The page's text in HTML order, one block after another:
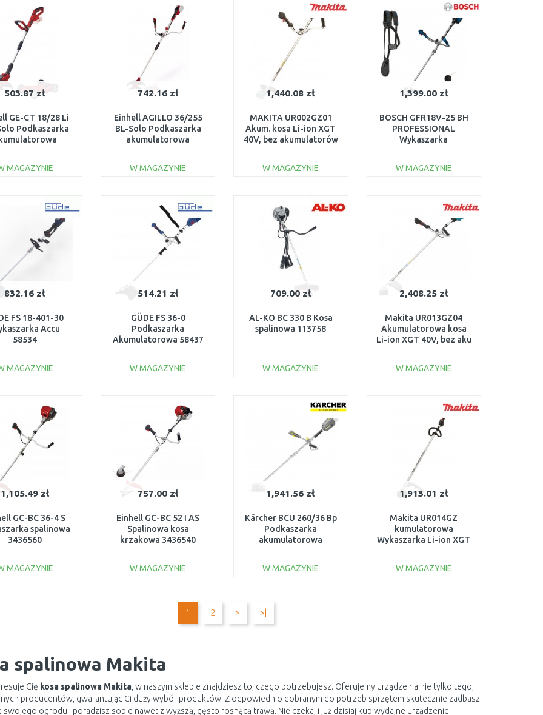
Do porównania Do porównania Do porównania
503.87 zł
GE-CT 18/28 Li
Podkaszarka
MAGAZYNIE
Do porównania
742.16 zł
Einhell AGILLO 36/255
BL-Solo Podkaszarka
akumulatorowa
W MAGAZYNIE
Do porównania
1,440.08 zł
MAKITA UR002GZ01
Akum. kosa Li-ion XGT
40V, bez akumulatorów
W MAGAZYNIE
Do porównania
1,399.00 zł
BOSCH GFR18V-25 BH
PROFESSIONAL
Wykaszarka
W MAGAZYNIE
Do porównania
832.16 zł
FS 18-401-30
Accu
58534
MAGAZYNIE
Do porównania
514.21 zł
GÜDE FS 36-0
Podkaszarka
Akumulatorowa 58437
W MAGAZYNIE
Do porównania
709.00 zł
AL-KO BC 330 B Kosa
spalinowa 113758
W MAGAZYNIE
Do porównania
2,408.25 zł
Makita UR013GZ04
Akumulatorowa kosa
Li-ion XGT 40V, bez aku
W MAGAZYNIE
Do porównania
1,105.49 zł
GC-BC 36-4 S
spalinowa
3436560
MAGAZYNIE
757.00 zł
Einhell GC-BC 52 I AS
Spalinowa kosa
krzakowa 3436540
W MAGAZYNIE
1,941.56 zł
Kärcher BCU 260/36 Bp
Podkaszarka
akumulatorowa
W MAGAZYNIE
Do porównania
1,913.01 zł
Makita UR014GZ
kumulatorowa
Wykaszarka Li-ion XGT
W MAGAZYNIE
1 2 > >|
spalinowa Makita
Cię kosa spalinowa Makita, w naszym sklepie znajdziesz to, czego potrzebujesz. Oferujemy urządzenia nie tylko tego,
producentów, gwarantując Ci duży wybór produktów. Z odpowiednio dobranym do potrzeb sprzętem skutecznie zadbasz
swojego ogrodu i poradzisz sobie nawet z wyższą, gęsto rosnącą trawą. Nie czekaj i już dzisiaj kup wydajne urządzenie.